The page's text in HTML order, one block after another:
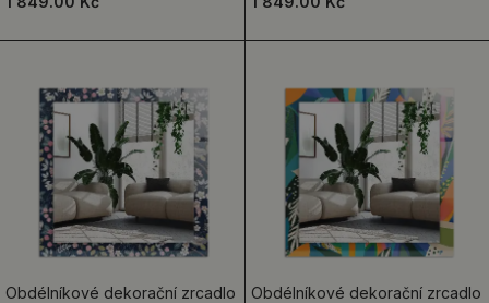
Obdélníkové dekorační zrcadlo
Obdélníkové dekorační zrcadlo